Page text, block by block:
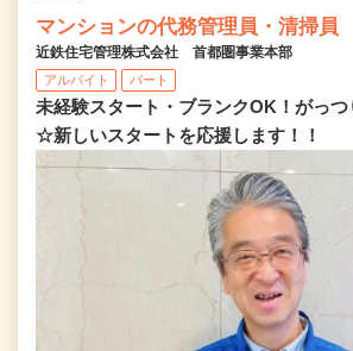
マンションの代務管理員・清掃員
近鉄住宅管理株式会社 首都圏事業本部
アルバイト パート
未経験スタート・ブランクOK！がっ
☆新しいスタートを応援します！！